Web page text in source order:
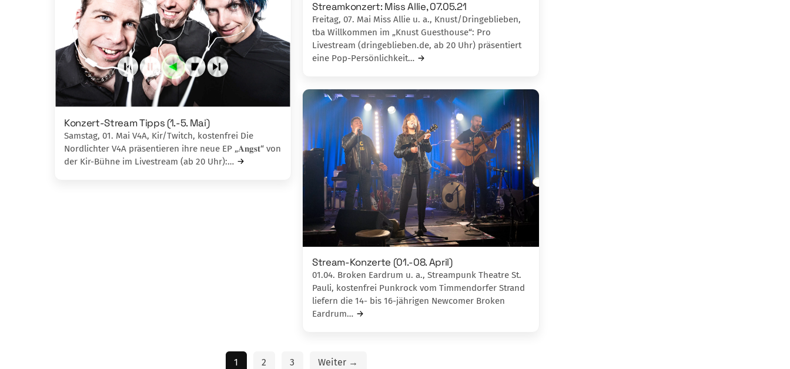
Streamkonzert: Miss Allie, 07.05.21
Freitag, 07. Mai Miss Allie u. a., Knust/Dringeblieben,
tba Willkommen im „Knust Guesthouse“: Pro
Livestream (dringeblieben.de, ab 20 Uhr) präsentiert
eine Pop-Persönlichkeit…
Konzert-Stream Tipps (1.-5. Mai)
Samstag, 01. Mai V4A, Kir/Twitch, kostenfrei Die
Nordlichter V4A präsentieren ihre neue EP „𝐀𝐧𝐠𝐬𝐭“ von
der Kir-Bühne im Livestream (ab 20 Uhr):…
Stream-Konzerte (01.-08. April)
01.04. Broken Eardrum u. a., Streampunk Theatre St.
Pauli, kostenfrei Punkrock vom Timmendorfer Strand
liefern die 14- bis 16-jährigen Newcomer Broken
Eardrum…
1 2 3 Weiter →